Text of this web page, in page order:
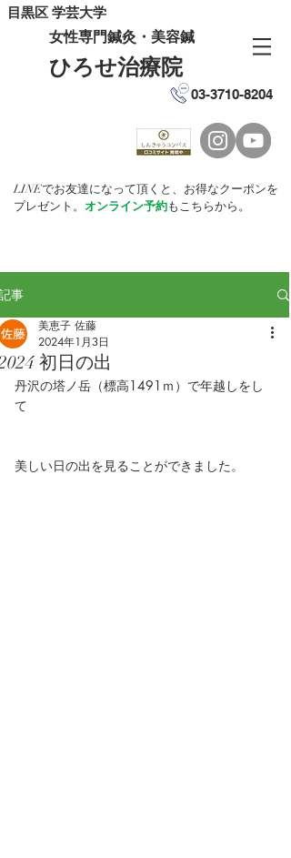
目黒区 学芸大学
女性専門鍼灸・美容鍼
ひろせ治療院
03-3710-8204
LINEでお友達になって頂くと、お得なクーポンを
プレゼント。 オンライン予約もこちらから。
事
初日の出
美恵子 佐藤
2024年1月3日
丹沢の塔ノ岳（標高1491ｍ）で年越しをし
て
美しい日の出を見ることができました。